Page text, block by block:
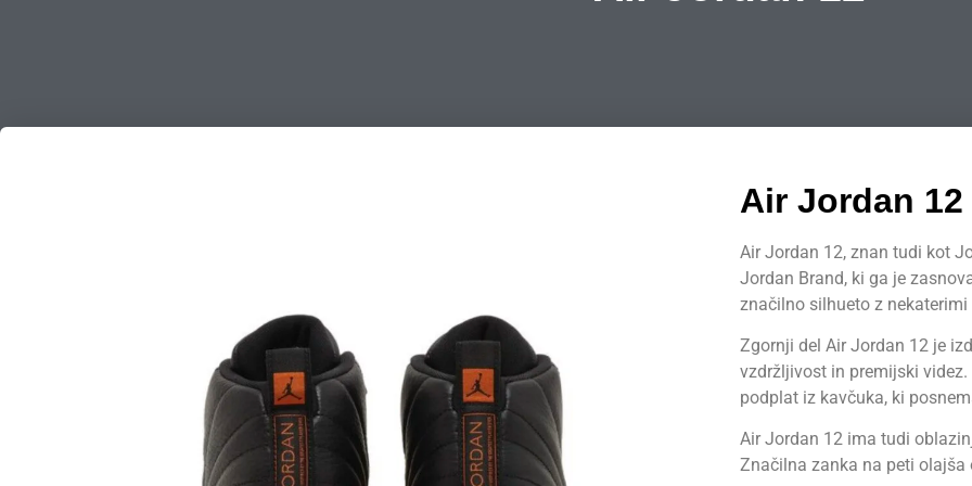
Air Jordan 12
Air Jordan 12, znan tudi kot
Jordan Brand, ki ga je
značilno silhueto z
Zgornji del Air Jordan 12 je
vzdržljivost in premijski
podplat iz kavčuka, ki
Air Jordan 12 ima tudi
Značilna zanka na peti olajša